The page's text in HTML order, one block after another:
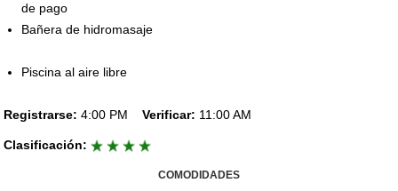
de pago
Bañera de hidromasaje
Piscina al aire libre
Registrarse: 4:00 PM Verificar: 11:00 AM
Clasificación:
COMODIDADES